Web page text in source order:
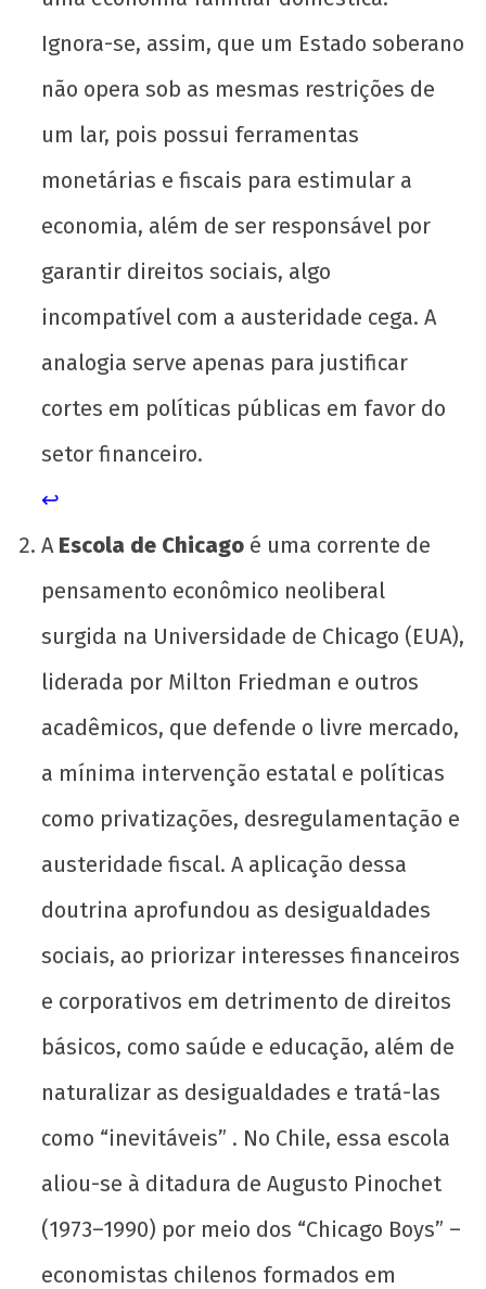
Ignora-se, assim, que um Estado soberano
não opera sob as mesmas restrições de
um lar, pois possui ferramentas
monetárias e fiscais para estimular a
economia, além de ser responsável por
garantir direitos sociais, algo
incompatível com a austeridade cega. A
analogia serve apenas para justificar
cortes em políticas públicas em favor do
setor financeiro.
↩︎
A Escola de Chicago é uma corrente de
pensamento econômico neoliberal
surgida na Universidade de Chicago (EUA),
liderada por Milton Friedman e outros
acadêmicos, que defende o livre mercado,
a mínima intervenção estatal e políticas
como privatizações, desregulamentação e
austeridade fiscal. A aplicação dessa
doutrina aprofundou as desigualdades
sociais, ao priorizar interesses financeiros
e corporativos em detrimento de direitos
básicos, como saúde e educação, além de
naturalizar as desigualdades e tratá-las
como “inevitáveis” . No Chile, essa escola
aliou-se à ditadura de Augusto Pinochet
(1973–1990) por meio dos “Chicago Boys” –
economistas chilenos formados em